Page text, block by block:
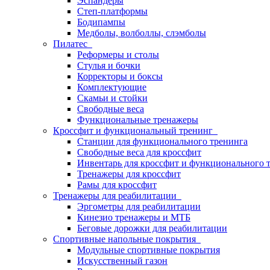
Степ-платформы
Бодипампы
Медболы, волболлы, слэмболы
Пилатес
Реформеры и столы
Стулья и бочки
Корректоры и боксы
Комплектующие
Скамьи и стойки
Свободные веса
Функциональные тренажеры
Кроссфит и функциональный тренинг
Станции для функционального тренинга
Свободные веса для кроссфит
Инвентарь для кроссфит и функционального
Тренажеры для кроссфит
Рамы для кроссфит
Тренажеры для реабилитации
Эргометры для реабилитации
Кинезио тренажеры и МТБ
Беговые дорожки для реабилитации
Спортивные напольные покрытия
Модульные спортивные покрытия
Искусственный газон